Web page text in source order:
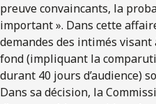
preuve convaincants, la
important ». Dans cette
demandes des intimés
fond (impliquant la
durant 40 jours d’audience)
Dans sa décision, la